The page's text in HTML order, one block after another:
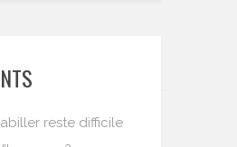
reste difficile